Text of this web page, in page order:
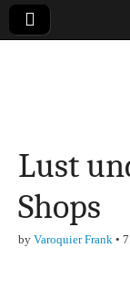
&
Lust
Shops
by Varoquier Frank •